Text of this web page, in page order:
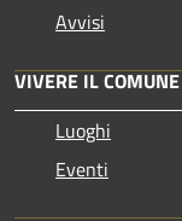
Avvisi
VIVERE IL COMUNE
Luoghi
Eventi